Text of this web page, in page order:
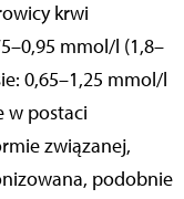
krwi
mmol/l (1,8–
0,65–1,25 mmol/l
w postaci
związanej,
podobnie